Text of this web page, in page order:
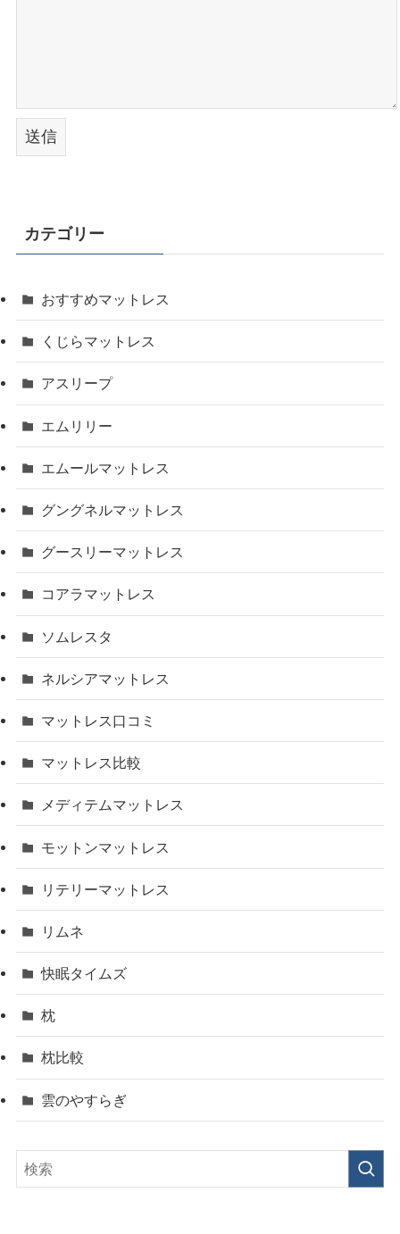
カテゴリー
おすすめマットレス
くじらマットレス
アスリープ
エムリリー
エムールマットレス
グングネルマットレス
グースリーマットレス
コアラマットレス
ソムレスタ
ネルシアマットレス
マットレス口コミ
マットレス比較
メディテムマットレス
モットンマットレス
リテリーマットレス
リムネ
快眠タイムズ
枕
枕比較
雲のやすらぎ